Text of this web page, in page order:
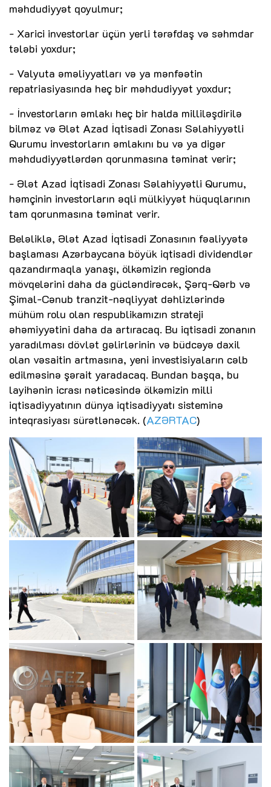
məhdudiyyət qoyulmur;
- Xarici investorlar üçün yerli tərəfdaş və səhmdar
tələbi yoxdur;
- Valyuta əməliyyatları və ya mənfəətin
repatriasiyasında heç bir məhdudiyyət yoxdur;
- İnvestorların əmlakı heç bir halda milliləşdirilə
bilməz və Ələt Azad İqtisadi Zonası Səlahiyyətli
Qurumu investorların əmlakını bu və ya digər
məhdudiyyətlərdən qorunmasına təminat verir;
- Ələt Azad İqtisadi Zonası Səlahiyyətli Qurumu,
həmçinin investorların əqli mülkiyyət hüquqlarının
tam qorunmasına təminat verir.
Beləliklə, Ələt Azad İqtisadi Zonasının fəaliyyətə
başlaması Azərbaycana böyük iqtisadi dividendlər
qazandırmaqla yanaşı, ölkəmizin regionda
mövqelərini daha da gücləndirəcək, Şərq-Qərb və
Şimal-Cənub tranzit-nəqliyyat dəhlizlərində
mühüm rolu olan respublikamızın strateji
əhəmiyyətini daha da artıracaq. Bu iqtisadi zonanın
yaradılması dövlət gəlirlərinin və büdcəyə daxil
olan vəsaitin artmasına, yeni investisiyaların cəlb
edilməsinə şərait yaradacaq. Bundan başqa, bu
layihənin icrası nəticəsində ölkəmizin milli
iqtisadiyyatının dünya iqtisadiyyatı sisteminə
inteqrasiyası sürətlənəcək. (AZƏRTAC)